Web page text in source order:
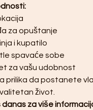
za opuštanje
i kupatilo
spavaće sobe
za vašu udobnost
prilika da postanete
život.
za više